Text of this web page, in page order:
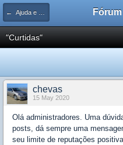
← Ajuda e Suporte
"Curtidas"
chevas
15 May 2020
Olá administradores. Uma
posts, dá sempre uma
seu limite de reputações